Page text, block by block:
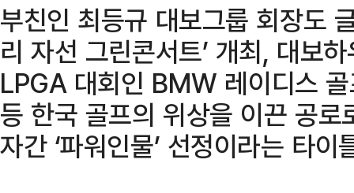
부친인 최등규 대보그룹 회장도
리 자선 그린콘서트’ 개최, 대보
LPGA 대회인 BMW 레이디스
등 한국 골프의 위상을 이끈 공
자간 ‘파워인물’ 선정이라는 타